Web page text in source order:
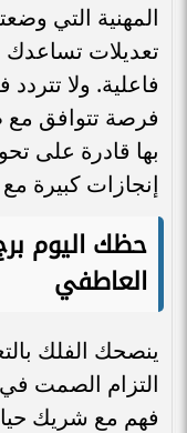
المهنية التي
تعديلات
فاعلية. ولا
فرصة تتوافق مع
بها قادرة على
إنجازات كبيرة
حظك اليوم
العاطفي
ينصحك الفلك
التزام الصمت
فهم مع شريك